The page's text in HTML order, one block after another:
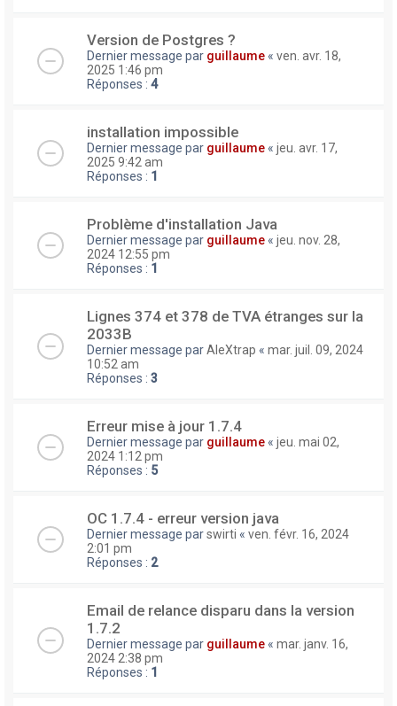
Version de Postgres ?
Dernier message par guillaume « ven. avr. 18,
2025 1:46 pm
Réponses : 4
installation impossible
Dernier message par guillaume « jeu. avr. 17,
2025 9:42 am
Réponses : 1
Problème d'installation Java
Dernier message par guillaume « jeu. nov. 28,
2024 12:55 pm
Réponses : 1
Lignes 374 et 378 de TVA étranges sur la
2033B
Dernier message parAleXtrap « mar. juil. 09, 2024
10:52 am
Réponses : 3
Erreur mise à jour 1.7.4
Dernier message par guillaume « jeu. mai 02,
2024 1:12 pm
Réponses : 5
OC 1.7.4 - erreur version java
Dernier message parswirti « ven. févr. 16, 2024
2:01 pm
Réponses : 2
Email de relance disparu dans la version
1.7.2
Dernier message par guillaume « mar. janv. 16,
2024 2:38 pm
Réponses : 1